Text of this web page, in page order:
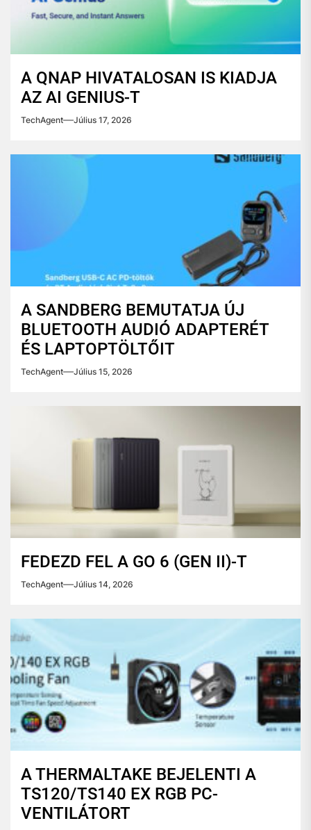
A QNAP HIVATALOSAN IS KIADJA
AZ AI GENIUS-T
TechAgent Július 17, 2026
A SANDBERG BEMUTATJA ÚJ
BLUETOOTH AUDIÓ ADAPTERÉT
ÉS LAPTOPTÖLTŐIT
TechAgent Július 15, 2026
FEDEZD FEL A GO 6 (GEN II)-T
TechAgent Július 14, 2026
A THERMALTAKE BEJELENTI A
TS120/TS140 EX RGB PC-
VENTILÁTORT